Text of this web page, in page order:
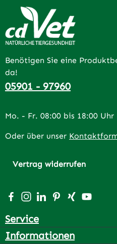
Benötigen Sie eine
da!
05901 - 97960
Mo. - Fr. 08:00 bis 18:00 Uhr
Oder über unser
Vertrag widerrufen
Besuche uns auf Facebook
Schau auf Instagram
Vernetze dich mit
Lass dich auf
Vernetze
Sieh dir
Service
Informationen